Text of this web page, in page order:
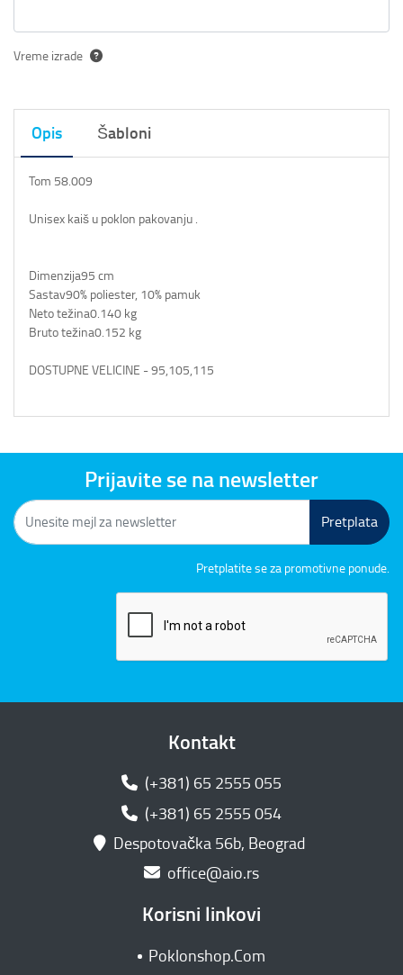
Vreme izrade
Opis Šabloni
Tom 58.009
Unisex kaiš u poklon pakovanju .
Dimenzija95 cm
Sastav90% poliester, 10% pamuk
Neto težina0.140 kg
Bruto težina0.152 kg
DOSTUPNE VELICINE - 95,105,115
Prijavite se na newsletter
Pretplata
Pretplatite se za promotivne ponude.
Kontakt
(+381) 65 2555 055
(+381) 65 2555 054
Despotovačka 56b, Beograd
office@aio.rs
Korisni linkovi
Poklonshop.Com